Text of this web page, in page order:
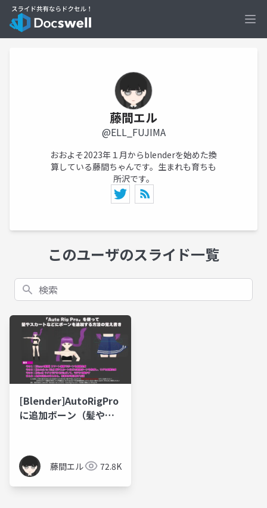
藤間エル
@ELL_FUJIMA
おおよそ2023年１月からblenderを始めた換
算している藤間ちゃんです。生まれも育ちも
所沢です。
このユーザのスライド一覧
検索
[Blender]AutoRigPro
に追加ボーン（髪やス
藤間エル 72.8K